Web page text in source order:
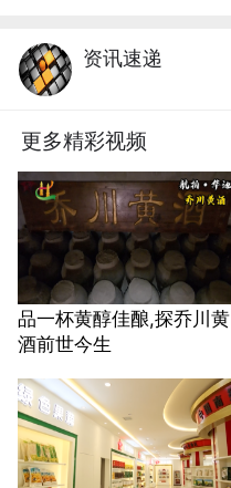
资讯速递
更多精彩视频
品一杯黄醇佳酿,探乔川黄
酒前世今生